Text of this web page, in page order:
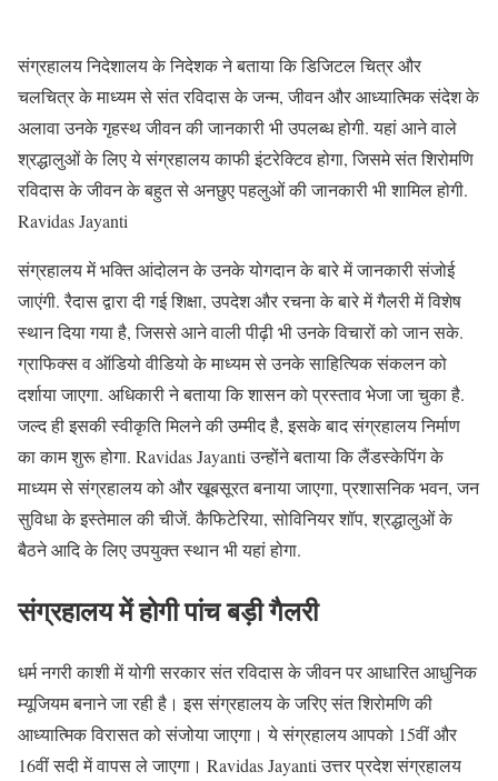
संग्रहालय निदेशालय के निदेशक ने बताया कि डिजिटल चित्र और
चलचित्र के माध्यम से संत रविदास के जन्म, जीवन और आध्यात्मिक संदेश के
अलावा उनके गृहस्थ जीवन की जानकारी भी उपलब्ध होगी. यहां आने वाले
श्रद्धालुओं के लिए ये संग्रहालय काफी इंटरेक्टिव होगा, जिसमे संत शिरोमणि
रविदास के जीवन के बहुत से अनछुए पहलुओं की जानकारी भी शामिल होगी.
Ravidas Jayanti
संग्रहालय में भक्ति आंदोलन के उनके योगदान के बारे में जानकारी संजोई
जाएंगी. रैदास द्वारा दी गई शिक्षा, उपदेश और रचना के बारे में गैलरी में विशेष
स्थान दिया गया है, जिससे आने वाली पीढ़ी भी उनके विचारों को जान सके.
ग्राफिक्स व ऑडियो वीडियो के माध्यम से उनके साहित्यिक संकलन को
दर्शाया जाएगा. अधिकारी ने बताया कि शासन को प्रस्ताव भेजा जा चुका है.
जल्द ही इसकी स्वीकृति मिलने की उम्मीद है, इसके बाद संग्रहालय निर्माण
का काम शुरू होगा. Ravidas Jayanti उन्होंने बताया कि लैंडस्केपिंग के
माध्यम से संग्रहालय को और खूबसूरत बनाया जाएगा, प्रशासनिक भवन, जन
सुविधा के इस्तेमाल की चीजें. कैफिटेरिया, सोविनियर शॉप, श्रद्धालुओं के
बैठने आदि के लिए उपयुक्त स्थान भी यहां होगा.
संग्रहालय में होगी पांच बड़ी गैलरी
धर्म नगरी काशी में योगी सरकार संत रविदास के जीवन पर आधारित आधुनिक
म्यूजियम बनाने जा रही है। इस संग्रहालय के जरिए संत शिरोमणि की
आध्यात्मिक विरासत को संजोया जाएगा। ये संग्रहालय आपको 15वीं और
16वीं सदी में वापस ले जाएगा। Ravidas Jayanti उत्तर प्रदेश संग्रहालय